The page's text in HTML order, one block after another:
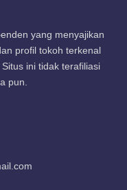
yang menyajikan
profil tokoh terkenal
ini tidak terafiliasi
pun.